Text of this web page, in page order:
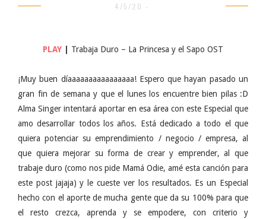
4/5/20 -
PLAY Trabaja Duro – La Princesa y el Sapo OST
¡Muy buen díaaaaaaaaaaaaaaaa! Espero que hayan pasado un
gran fin de semana y que el lunes los encuentre bien pilas :D
Alma Singer intentará aportar en esa área con este Especial que
amo desarrollar todos los años. Está dedicado a todo el que
quiera potenciar su emprendimiento / negocio / empresa, al
que quiera mejorar su forma de crear y emprender, al que
trabaje duro (como nos pide Mamá Odie, amé esta canción para
este post jajaja) y le cueste ver los resultados. Es un Especial
hecho con el aporte de mucha gente que da su 100% para que
el resto crezca, aprenda y se empodere, con criterio y